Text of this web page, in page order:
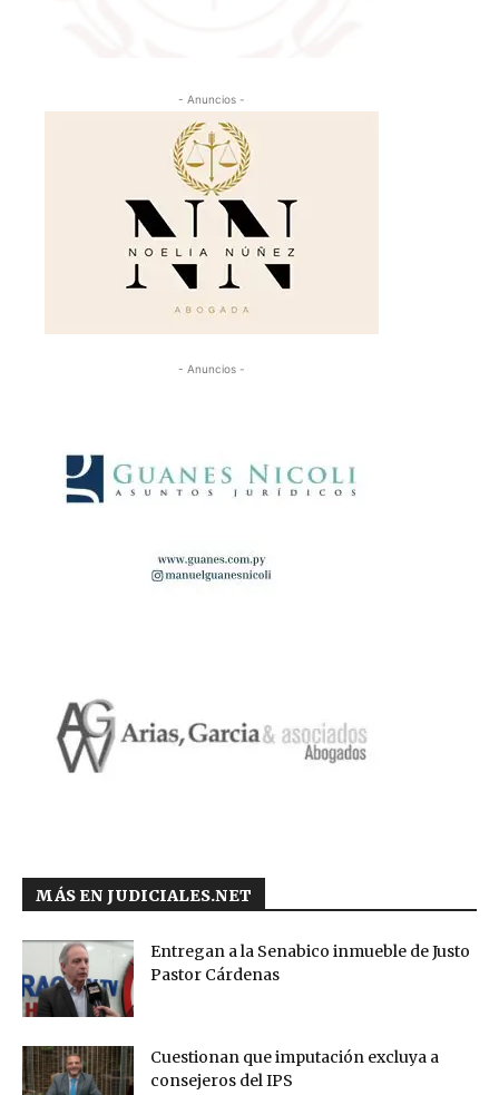
- Anuncios -
- Anuncios -
MÁS EN JUDICIALES.NET
Entregan a la Senabico inmueble de Justo
Pastor Cárdenas
Cuestionan que imputación excluya a
consejeros del IPS